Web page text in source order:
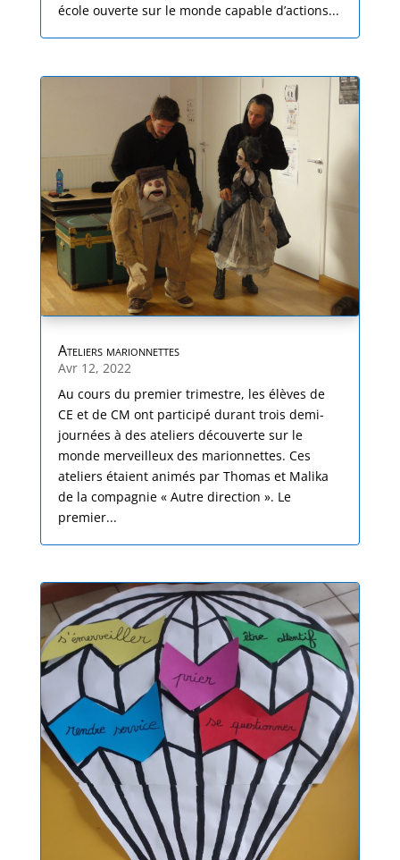
école ouverte sur le monde capable d’actions...
Ateliers marionnettes
Avr 12, 2022
Au cours du premier trimestre, les élèves de
CE et de CM ont participé durant trois demi-
journées à des ateliers découverte sur le
monde merveilleux des marionnettes. Ces
ateliers étaient animés par Thomas et Malika
de la compagnie « Autre direction ». Le
premier...